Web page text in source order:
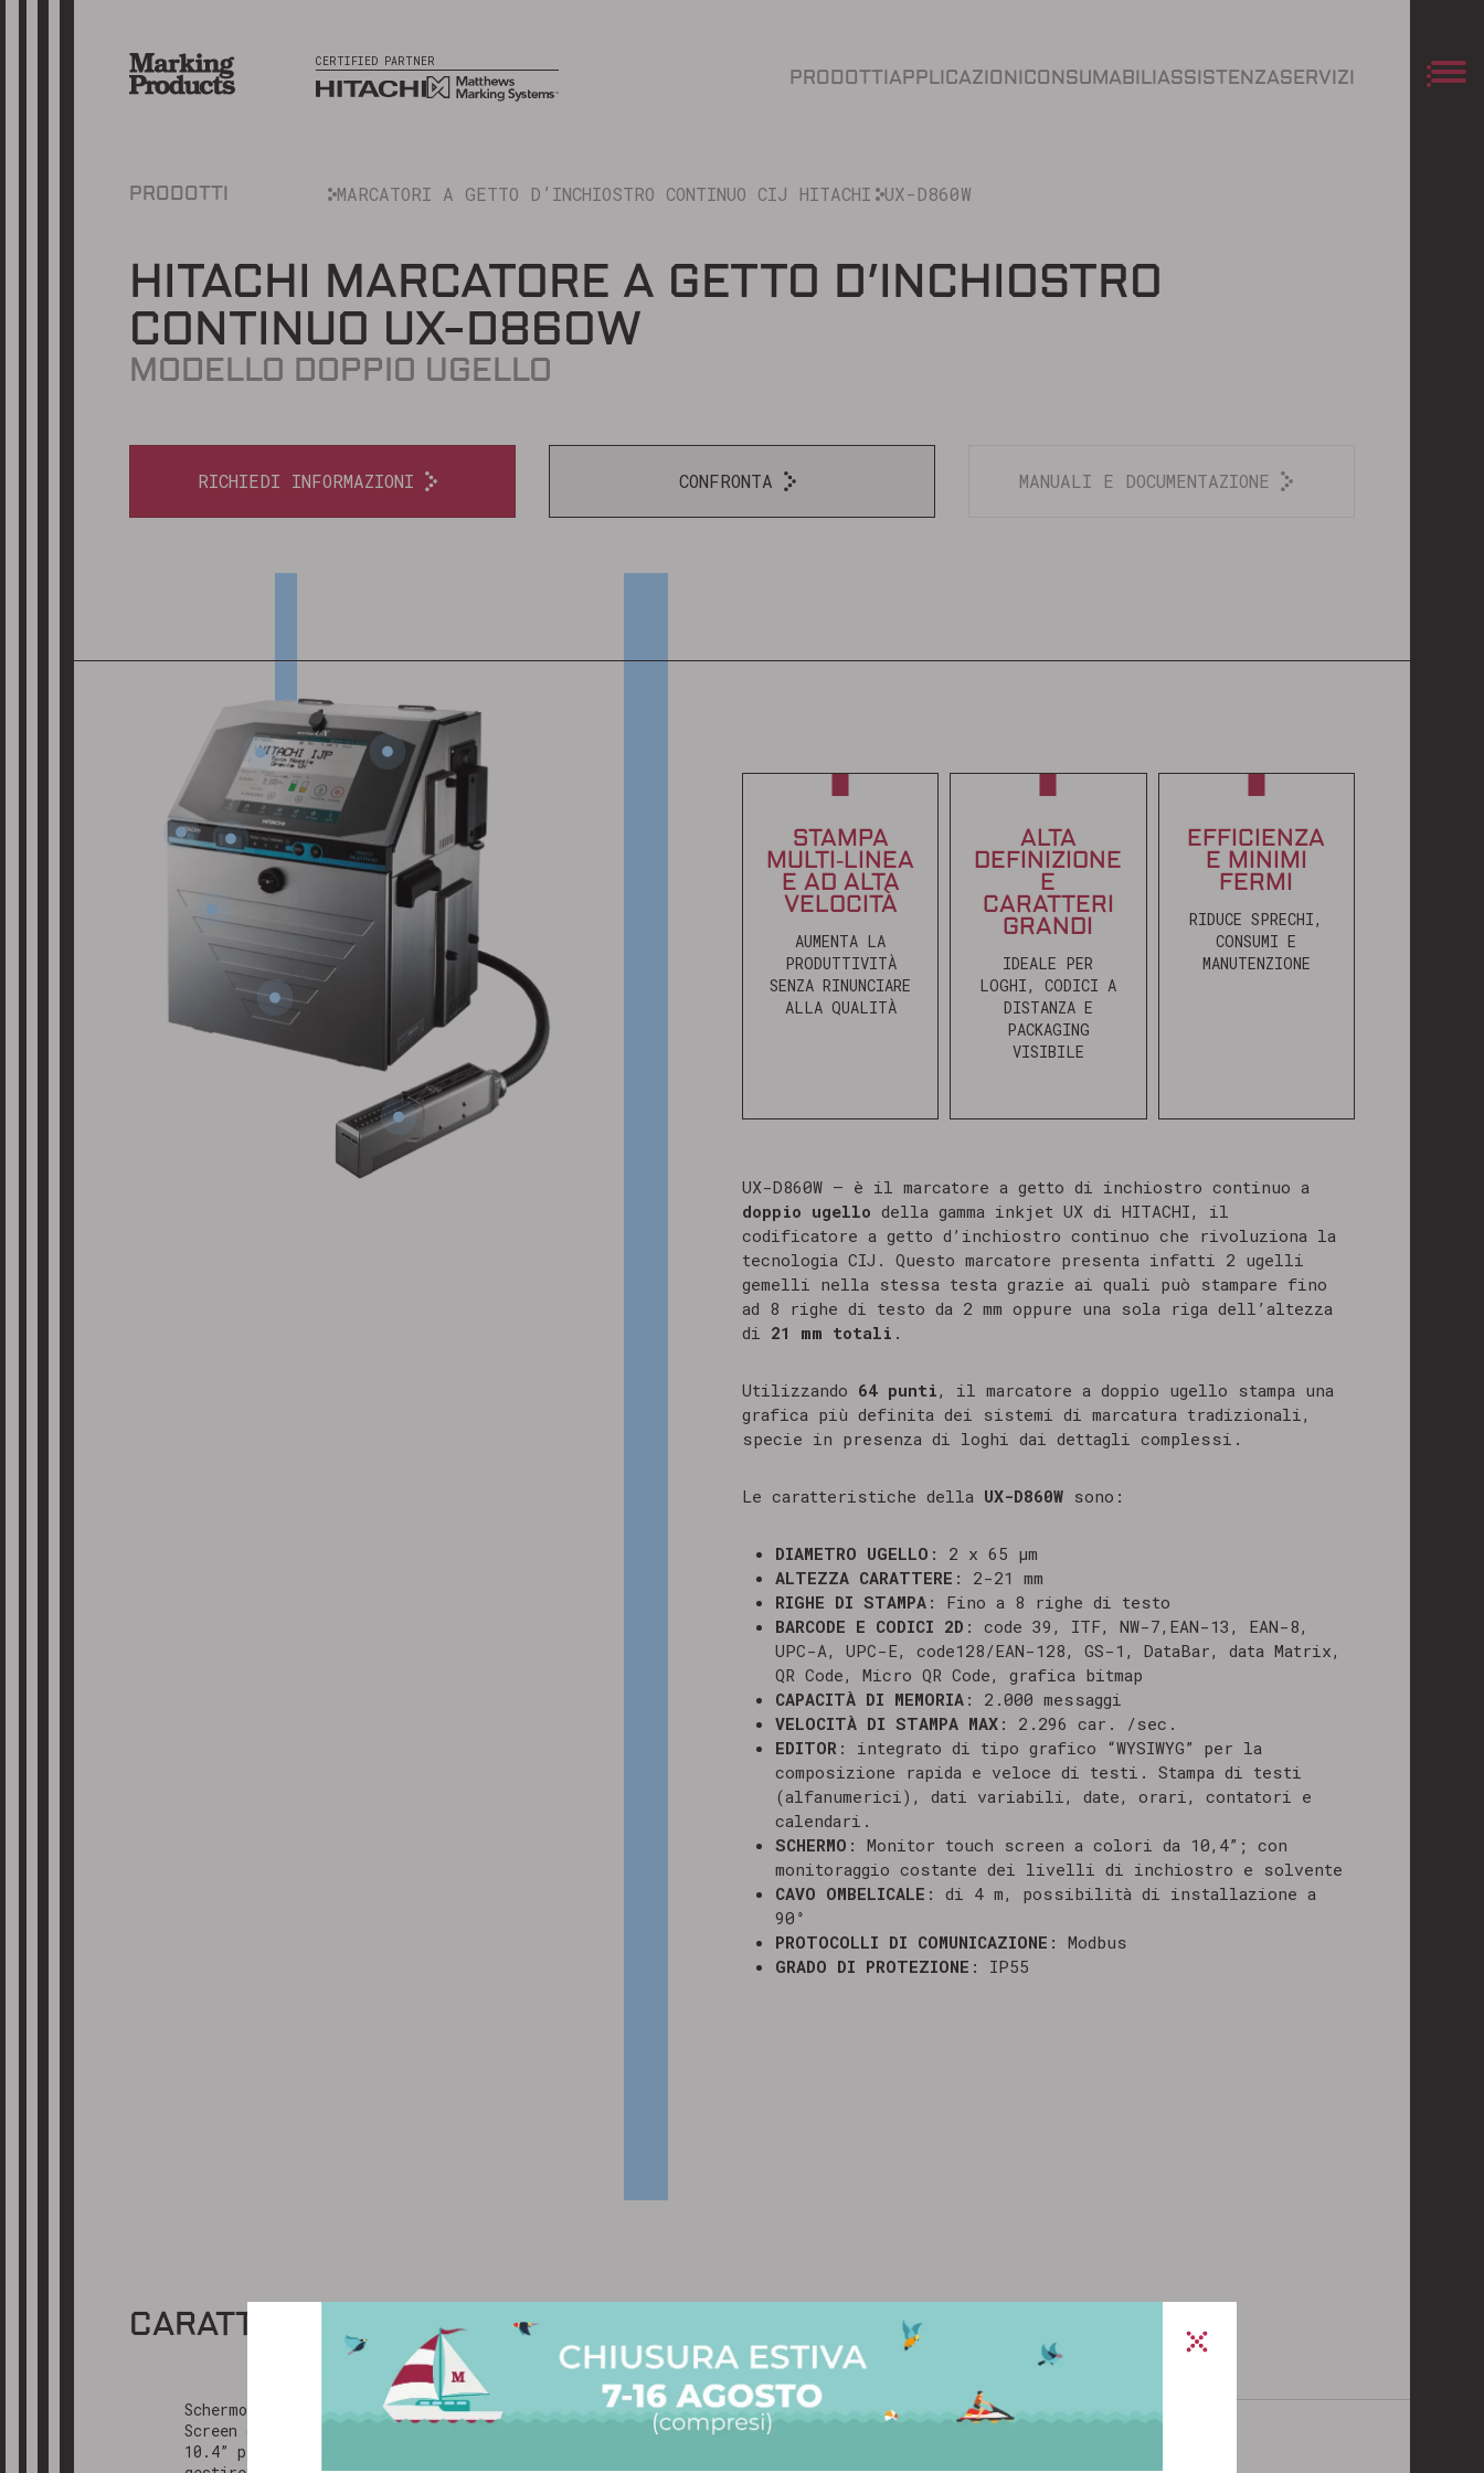
CERTIFIED PARTNER
PRODOTTIAPPLICAZIONICONSUMABILIASSISTENZASERVIZI
PRODOTTI MARCATORI A GETTO D’INCHIOSTRO CONTINUO CIJ HITACHI UX-D860W
HITACHI MARCATORE A GETTO D’INCHIOSTRO
CONTINUO UX-D860W
MODELLO DOPPIO UGELLO
RICHIEDI INFORMAZIONI CONFRONTA MANUALI E DOCUMENTAZIONE
STAMPA
MULTI‑LINEA
E AD ALTA
VELOCITÀ
AUMENTA LA
PRODUTTIVITÀ
SENZA RINUNCIARE
ALLA QUALITÀ
ALTA
DEFINIZIONE
E
CARATTERI
GRANDI
IDEALE PER
LOGHI, CODICI A
DISTANZA E
PACKAGING
VISIBILE
EFFICIENZA
E MINIMI
FERMI
RIDUCE SPRECHI,
CONSUMI E
MANUTENZIONE
UX-D860W – è il marcatore a getto di inchiostro continuo a
doppio ugello della gamma inkjet UX di HITACHI, il
codificatore a getto d’inchiostro continuo che rivoluziona la
tecnologia CIJ. Questo marcatore presenta infatti 2 ugelli
gemelli nella stessa testa grazie ai quali può stampare fino
ad 8 righe di testo da 2 mm oppure una sola riga dell’altezza
di 21 mm totali .
Utilizzando 64 punti, il marcatore a doppio ugello stampa una
grafica più definita dei sistemi di marcatura tradizionali,
specie in presenza di loghi dai dettagli complessi.
Le caratteristiche della UX-D860W sono:
DIAMETRO UGELLO : 2 x 65 μm
ALTEZZA CARATTERE : 2-21 mm
RIGHE DI STAMPA : Fino a 8 righe di testo
BARCODE E CODICI 2D : code 39, ITF, NW-7,EAN-13, EAN-8,
UPC-A, UPC-E, code128/EAN-128, GS-1, DataBar, data Matrix,
QR Code, Micro QR Code, grafica bitmap
CAPACITÀ DI MEMORIA : 2.000 messaggi
VELOCITÀ DI STAMPA MAX : 2.296 car. /sec.
EDITOR : integrato di tipo grafico “WYSIWYG” per la
composizione rapida e veloce di testi. Stampa di testi
(alfanumerici), dati variabili, date, orari, contatori e
calendari.
SCHERMO : Monitor touch screen a colori da 10,4”; con
monitoraggio costante dei livelli di inchiostro e solvente
CAVO OMBELICALE : di 4 m, possibilità di installazione a
90°
PROTOCOLLI DI COMUNICAZIONE : Modbus
GRADO DI PROTEZIONE : IP55
CARATTERISTICHE
Schermo Touch
Screen da
10.4” per
GRAZIE PER AVERCI CONTATTATO
Gentile cliente,
abbiamo ricevuto il tuo messaggio e il nostro team ti risponderà al